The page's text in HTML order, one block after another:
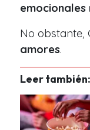
emocionales
No obstante,
amores.
Leer también: